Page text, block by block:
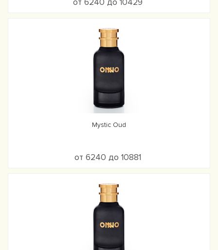
от 6240 до 10429
Mystic Oud
от 6240 до 10881